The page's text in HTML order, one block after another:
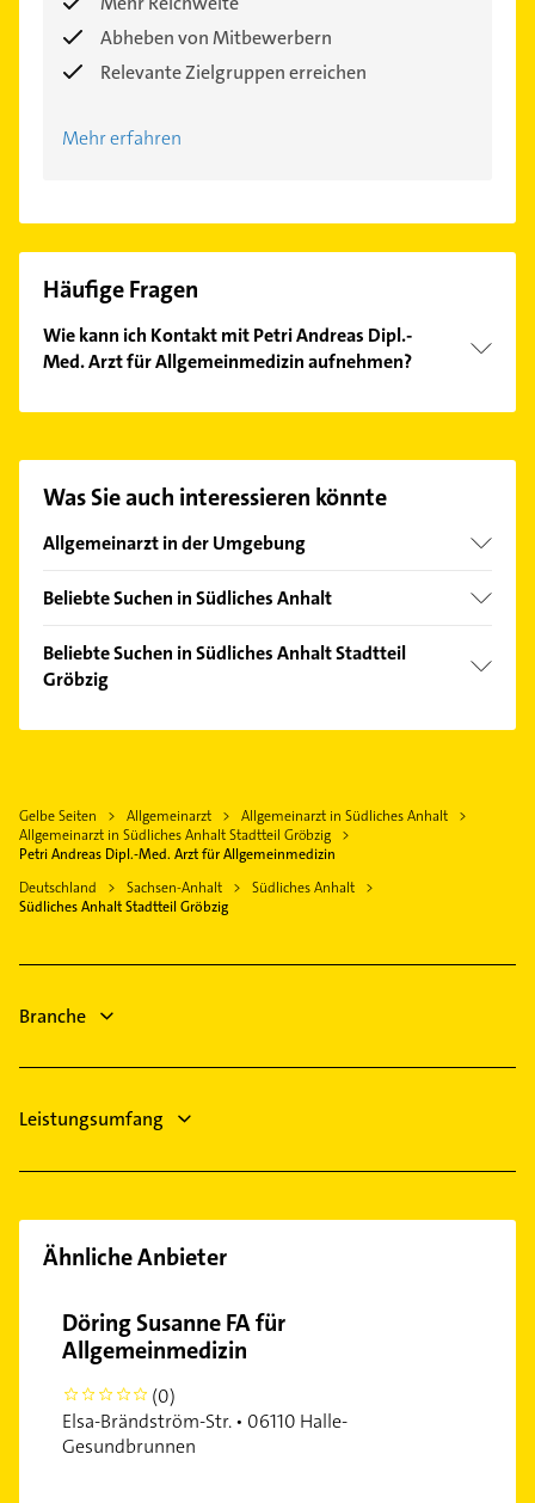
Abheben von Mitbewerbern
Relevante Zielgruppen erreichen
Mehr erfahren
Häufige Fragen
Wie kann ich Kontakt mit Petri Andreas Dipl.-
Med. Arzt für Allgemeinmedizin aufnehmen?
Einfach die passenden Kontaktmöglichkeiten wie
auswählen. Hier finden Sie alleKontaktdaten
Was Sie auch interessieren könnte
Allgemeinarzt in der Umgebung
Könnern
Köthen (Anhalt)
Bernburg (Saale)
Calbe (Saale)
Landsberg Sachsen Anhalt
Teutschenthal
Beliebte Suchen in Südliches Anhalt
Dachdecker
Bauunternehmen
Physiotherapie
Krankengymnastik
Klempner
Gasinstallateur
Beliebte Suchen in Südliches Anhalt Stadtteil
Gröbzig
Gasinstallateur
Sanitärinstallation
Elektroinstallation
Gelbe Seiten Allgemeinarzt
Allgemeinarzt in Südliches Anhalt
Allgemeinarzt in Südliches Anhalt Stadtteil Gröbzig
Petri Andreas Dipl.-Med. Arzt für Allgemeinmedizin
Deutschland
Sachsen-Anhalt
Südliches Anhalt
Südliches Anhalt Stadtteil Gröbzig
Branche
Leistungsumfang
Ähnliche Anbieter
Döring Susanne FA für
Allgemeinmedizin
0
(0)
Elsa-Brändström-Str. • 06110 Halle-
Gesundbrunnen